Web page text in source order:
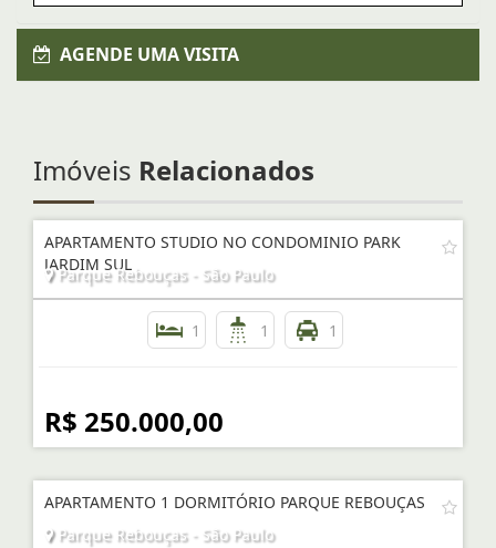
AGENDE UMA VISITA
Imóveis Relacionados
APARTAMENTO STUDIO NO CONDOMINIO PARK
JARDIM SUL
Parque Rebouças - São Paulo
1 1 1
R$ 250.000,00
APARTAMENTO 1 DORMITÓRIO PARQUE REBOUÇAS
Parque Rebouças - São Paulo